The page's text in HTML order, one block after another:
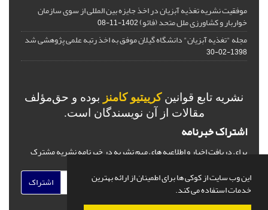
این وب سایت از کوکی ها برای اطمینان از ارائه بهترین
خدمات استفاده می کند.
موفقیت نشریه تغذیه آبزیان در اخذ جایزه بین المللی از سوی سازمان
خواربار و کشاورزی ملل متحد (فائو)1402-11-08
مجله "تغذیه آبزیان" دانشگاه گیلان موفق به اخذ رتبه علمی پژوهشی شد
1398-02-30
نشریه تابع قوانینکرییتیو کامنز بوده و حق‌مؤلف
مقالات از آن نویسندگان است.
اشتراک خبرنامه
برای دریافت اخبار و اطلاعیه های مهم نشریه در خبرنامه نشریه مشترک
اشتراک